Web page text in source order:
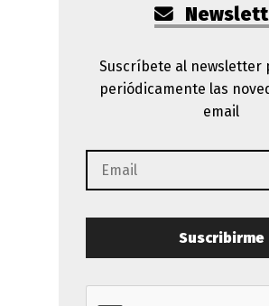
Suscríbete al newsletter
periódicamente las
email
Suscribirme